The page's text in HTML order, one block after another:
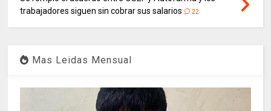
trabajadores siguen sin cobrar sus salarios
22
Mas Leidas Mensual